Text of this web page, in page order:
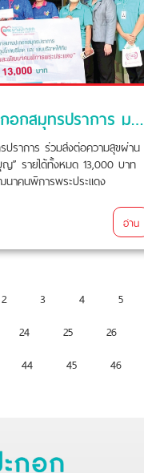
โรงพยาบาลบางปะกอกสมุทรปราการ มอบเงินสนับสนุนให้กับสถานคุ้มครองและพัฒนาคนพิการพระประแดง
ปราการ ร่วมส่งต่อความสุขผ่าน
ญ” รายได้ทั้งหมด 13,000 บาท
าคนพิการพระประแดง
อ่าน
2 3 4 5
24 25 26
44 45 46